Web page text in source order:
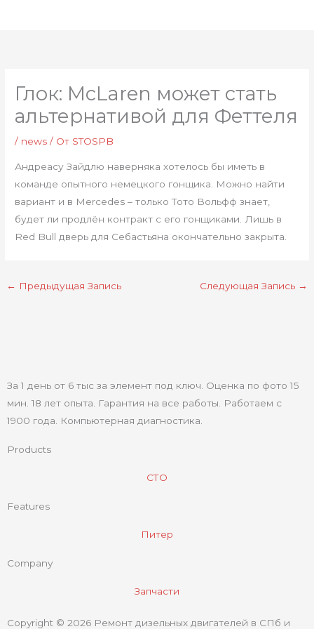
Глок: McLaren может стать
альтернативой для Феттеля
/ news / От STOSPB
Андреасу Зайдлю наверняка хотелось бы иметь в
команде опытного немецкого гонщика. Можно найти
вариант и в Mercedes – только Тото Вольфф знает,
будет ли продлён контракт с его гонщиками. Лишь в
Red Bull дверь для Себастьяна окончательно закрыта.
← Предыдущая Запись Следующая Запись →
За 1 день от 6 тыс за элемент под ключ. Оценка по фото 15
мин. 18 лет опыта. Гарантия на все работы. Работаем с
1900 года. Компьютерная диагностика.
Products
СТО
Features
Питер
Company
Запчасти
Copyright © 2026 Ремонт дизельных двигателей в СПб и